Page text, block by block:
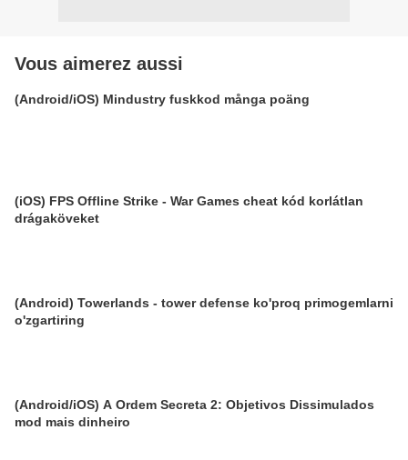
Vous aimerez aussi
(Android/iOS) Mindustry fuskkod många poäng
(iOS) FPS Offline Strike - War Games cheat kód korlátlan
drágaköveket
(Android) Towerlands - tower defense ko'proq primogemlarni
o'zgartiring
(Android/iOS) A Ordem Secreta 2: Objetivos Dissimulados
mod mais dinheiro